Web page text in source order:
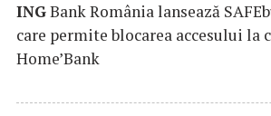
INGBank România lansează
care permite blocarea accesului la
Home’Bank